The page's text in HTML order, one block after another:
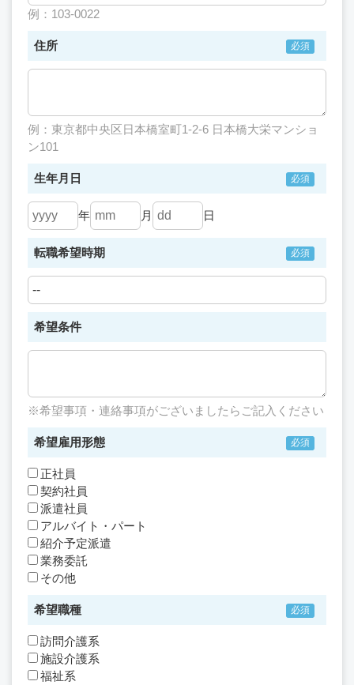
例：103-0022
住所
例：東京都中央区日本橋室町1-2-6 日本橋大栄マンショ
ン101
生年月日
年 月 日
転職希望時期
希望条件
※希望事項・連絡事項がございましたらご記入ください
希望雇用形態
正社員
契約社員
派遣社員
アルバイト・パート
紹介予定派遣
業務委託
その他
希望職種
訪問介護系
施設介護系
福祉系